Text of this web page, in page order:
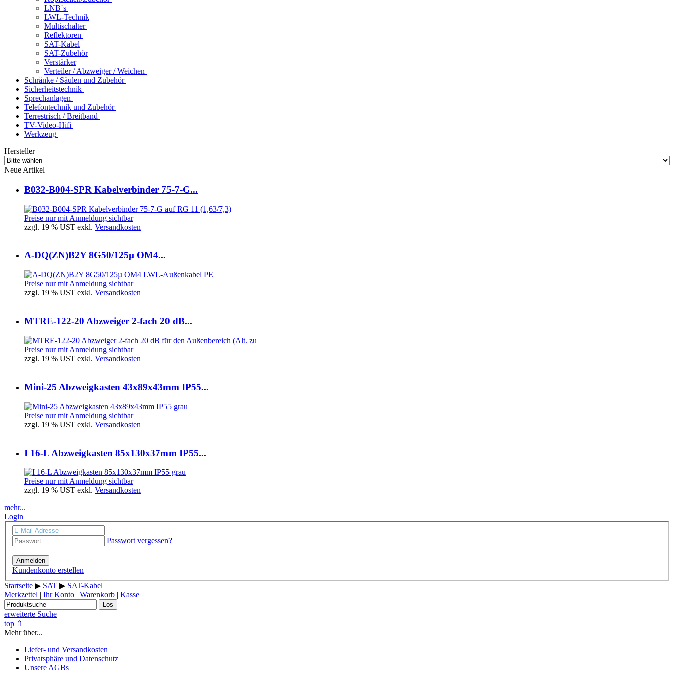
LNB´s
LWL-Technik
Multischalter
Reflektoren
SAT-Kabel
SAT-Zubehör
Verstärker
Verteiler / Abzweiger / Weichen
Schränke / Säulen und Zubehör
Sicherheitstechnik
Sprechanlagen
Telefontechnik und Zubehör
Terrestrisch / Breitband
TV-Video-Hifi
Werkzeug
Hersteller
Neue Artikel
B032-B004-SPR Kabelverbinder 75-7-G...
Preise nur mit Anmeldung sichtbar
zzgl. 19 % UST exkl. Versandkosten
A-DQ(ZN)B2Y 8G50/125µ OM4...
Preise nur mit Anmeldung sichtbar
zzgl. 19 % UST exkl. Versandkosten
MTRE-122-20 Abzweiger 2-fach 20 dB...
Preise nur mit Anmeldung sichtbar
zzgl. 19 % UST exkl. Versandkosten
Mini-25 Abzweigkasten 43x89x43mm IP55...
Preise nur mit Anmeldung sichtbar
zzgl. 19 % UST exkl. Versandkosten
I 16-L Abzweigkasten 85x130x37mm IP55...
Preise nur mit Anmeldung sichtbar
zzgl. 19 % UST exkl. Versandkosten
mehr...
Login
Passwort vergessen?
Anmelden
Kundenkonto erstellen
Startseite ▶ SAT ▶ SAT-Kabel
Merkzettel | Ihr Konto | Warenkorb | Kasse
Los
erweiterte Suche
top ⇑
Mehr über...
Liefer- und Versandkosten
Privatsphäre und Datenschutz
Unsere AGBs